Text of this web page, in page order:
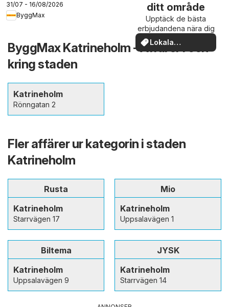
31/07 - 16/08/2026
ByggMax
ditt område
Upptäck de bästa
erbjudandena nära dig
Lokala
erbjudanden
ByggMax Katrineholm - Affärer i och
kring staden
Katrineholm
Rönngatan 2
Fler affärer ur kategorin i staden
Katrineholm
Rusta
Katrineholm
Starrvägen 17
Mio
Katrineholm
Uppsalavägen 1
Biltema
Katrineholm
Uppsalavägen 9
JYSK
Katrineholm
Starrvägen 14